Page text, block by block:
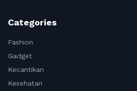
Categories
Fashion
Gadget
Kecantikan
Kesehatan